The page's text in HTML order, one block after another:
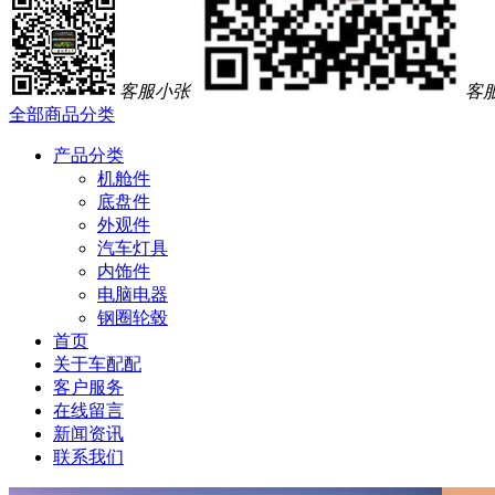
客服小张
客
全部商品分类
产品分类
机舱件
底盘件
外观件
汽车灯具
内饰件
电脑电器
钢圈轮毂
首页
关于车配配
客户服务
在线留言
新闻资讯
联系我们